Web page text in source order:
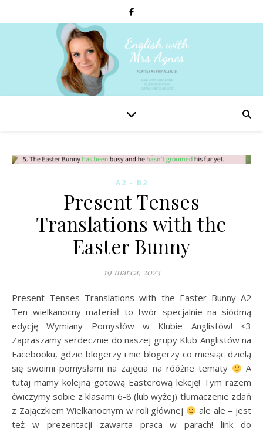
A2 - B2
Present Tenses
Translations with the
Easter Bunny
19 marca, 2023
Present Tenses Translations with the Easter Bunny A2
Ten wielkanocny materiał to twór specjalnie na siódmą
edycję Wymiany Pomysłów w Klubie Anglistów! <3
Zapraszamy serdecznie do naszej grupy Klub Anglistów na
Facebooku, gdzie blogerzy i nie blogerzy co miesiąc dzielą
się swoimi pomysłami na zajęcia na róóżne tematy
A
tutaj mamy kolejną gotową Easterową lekcję! Tym razem
ćwiczymy sobie z klasami 6-8 (lub wyżej) tłumaczenie zdań
z Zajączkiem Wielkanocnym w roli głównej
ale ale – jest
też w prezentacji zawarta praca w parach! link do